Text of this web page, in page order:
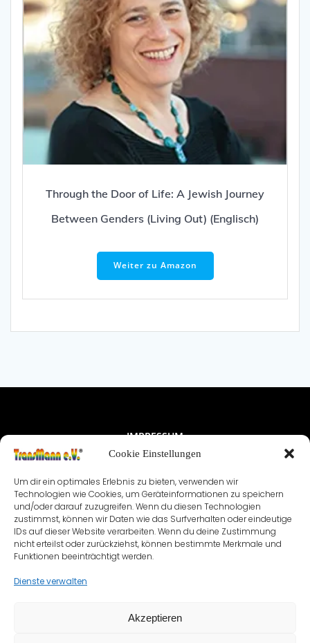
Cookie Einstellungen
Um dir ein optimales Erlebnis zu bieten, verwenden wir
Technologien wie Cookies, um Geräteinformationen zu speichern
und/oder darauf zuzugreifen. Wenn du diesen Technologien
zustimmst, können wir Daten wie das Surfverhalten oder eindeutige
IDs auf dieser Website verarbeiten. Wenn du deine Zustimmung
nicht erteilst oder zurückziehst, können bestimmte Merkmale und
Funktionen beeinträchtigt werden.
Dienste verwalten
Akzeptieren
Through the Door of Life: A Jewish Journey
Between Genders (Living Out) (Englisch)
Weiter zu Amazon
IMPRESSUM
NUTZUNGSBEDINGUNGEN & DATENSCHUTZ
VEREINSSATZUNG KONTAKT
COOKIE-RICHTLINIE (EU)